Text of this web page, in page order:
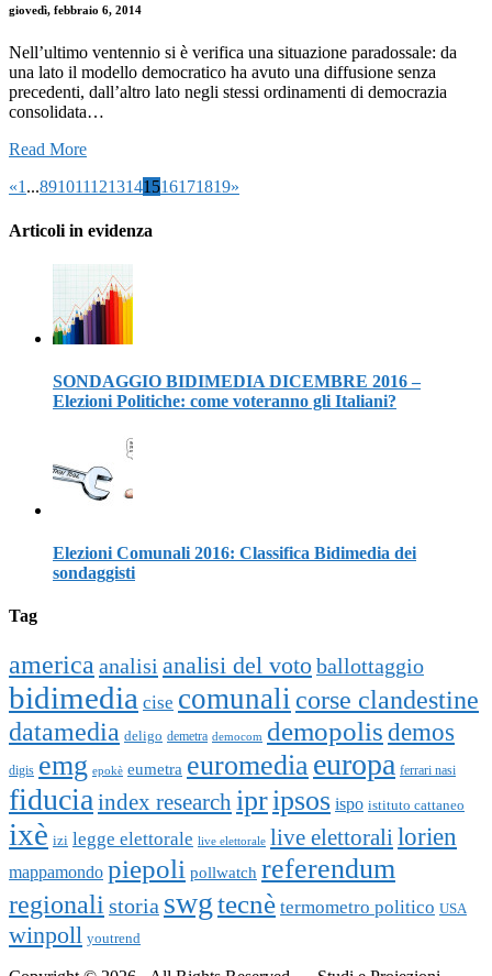
giovedì, febbraio 6, 2014
Nell’ultimo ventennio si è verifica una situazione paradossale: da
una lato il modello democratico ha avuto una diffusione senza
precedenti, dall’altro lato negli stessi ordinamenti di democrazia
consolidata…
Read More
«1...8910111213141516171819»
Articoli in evidenza
SONDAGGIO BIDIMEDIA DICEMBRE 2016 –
Elezioni Politiche: come voteranno gli Italiani?
Elezioni Comunali 2016: Classifica Bidimedia dei
sondaggisti
Tag
america analisi analisi del votoballottaggio
bidimedia cise comunali corse clandestine
datamedia deligo demetra democom demopolisdemos
digis emg epokè eumetra euromediaeuropa ferrari nasi
fiduciaindex researchipripsos ispo istituto cattaneo
ixè izi legge elettorale live elettorale live elettorali lorien
mappamondo piepoli pollwatch referendum
regionalistoria swgtecnè termometro politico USA
winpoll youtrend